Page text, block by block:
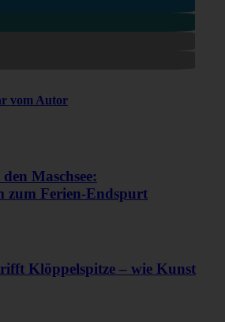
vom Autor
Maschsee:
zum Ferien-Endspurt
Klöppelspitze – wie Kunst